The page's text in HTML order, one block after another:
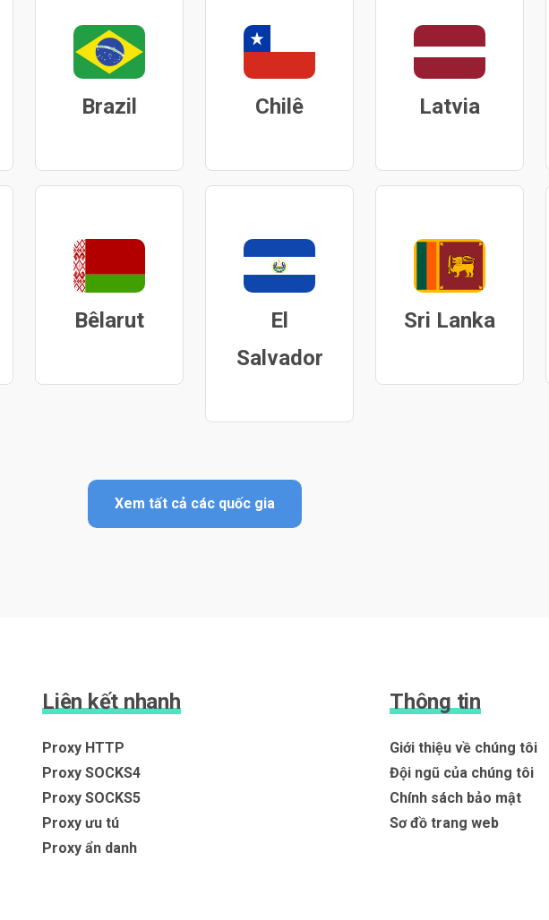
Brazil Chilê Latvia
Bêlarut
El
Salvador
Sri Lanka
Xem tất cả các quốc gia
Liên kết nhanh
Proxy HTTP
Proxy SOCKS4
Proxy SOCKS5
Proxy ưu tú
Proxy ẩn danh
Thông tin
Giới thiệu về chúng tôi
Đội ngũ của chúng tôi
Chính sách bảo mật
Sơ đồ trang web